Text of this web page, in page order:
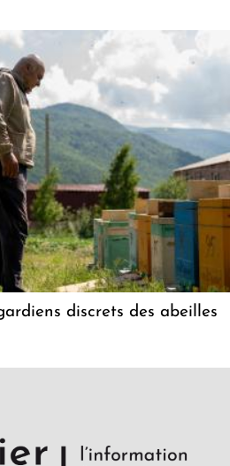
discrets des abeilles